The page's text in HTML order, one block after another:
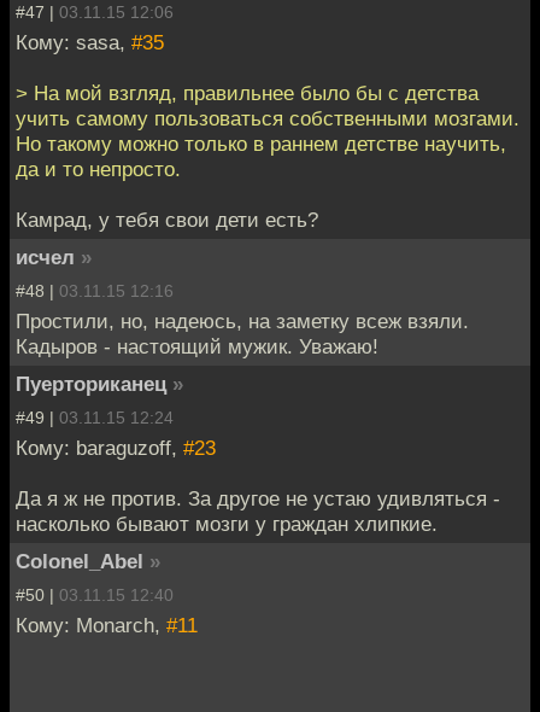
#47 | 03.11.15 12:06
Кому: sasa, #35
> На мой взгляд, правильнее было бы с детства
учить самому пользоваться собственными мозгами.
Но такому можно только в раннем детстве научить,
да и то непросто.
Камрад, у тебя свои дети есть?
исчел »
#48 | 03.11.15 12:16
Простили, но, надеюсь, на заметку всеж взяли.
Кадыров - настоящий мужик. Уважаю!
Пуерториканец »
#49 | 03.11.15 12:24
Кому: baraguzoff, #23
Да я ж не против. За другое не устаю удивляться -
насколько бывают мозги у граждан хлипкие.
Colonel_Abel »
#50 | 03.11.15 12:40
Кому: Monarch, #11